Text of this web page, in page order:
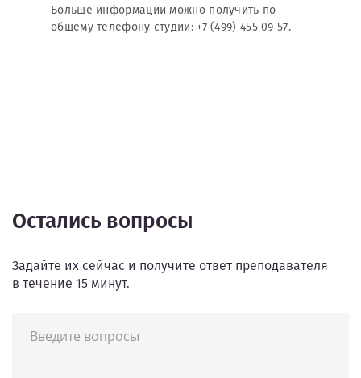
Больше информации можно получить по
общему телефону студии: +7 (499) 455 09 57.
Остались вопросы
Задайте их сейчас и получите ответ преподавателя
в течение 15 минут.